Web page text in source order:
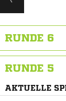
RUNDE 6
RUNDE 5
AKTUELLE